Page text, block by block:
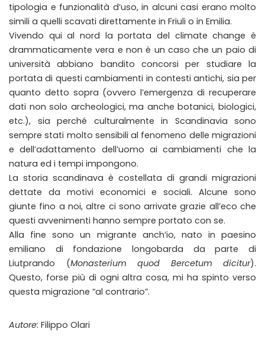
tipologia e funzionalità d’uso, in alcuni casi erano molto
simili a quelli scavati direttamente in Friuli o in Emilia.
Vivendo qui al nord la portata del climate change è
drammaticamente vera e non è un caso che un paio di
università abbiano bandito concorsi per studiare la
portata di questi cambiamenti in contesti antichi, sia per
quanto detto sopra (ovvero l’emergenza di recuperare
dati non solo archeologici, ma anche botanici, biologici,
etc.), sia perché culturalmente in Scandinavia sono
sempre stati molto sensibili al fenomeno delle migrazioni
e dell’adattamento dell’uomo ai cambiamenti che la
natura ed i tempi impongono.
La storia scandinava è costellata di grandi migrazioni
dettate da motivi economici e sociali. Alcune sono
giunte fino a noi, altre ci sono arrivate grazie all’eco che
questi avvenimenti hanno sempre portato con se.
Alla fine sono un migrante anch’io, nato in paesino
emiliano di fondazione longobarda da parte di
Liutprando (Monasterium quod Bercetum dicitur).
Questo, forse più di ogni altra cosa, mi ha spinto verso
questa migrazione “al contrario”.
Autore: Filippo Olari